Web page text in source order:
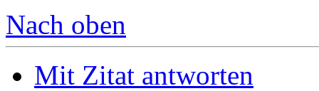
Nach oben
Mit Zitat antworten